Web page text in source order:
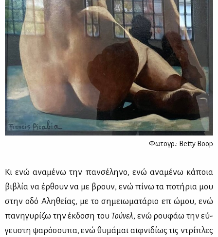
Φωτογρ.: Betty Boop
Κι ενώ ανα­μέ­νω την παν­σέ­λη­νο, ενώ ανα­μέ­νω κά­ποια
βι­βλία να έρ­θουν να με βρουν, ενώ πί­νω τα πο­τή­ρια μου
στην οδό Αλη­θεί­ας, με το ση­μειω­μα­τά­ριο επ᾽ ώμου, ενώ
πα­νη­γυ­ρί­ζω την έκ­δο­ση του Τού­νελ, ενώ ρου­φάω την εύ­
γευ­στη ψα­ρό­σου­πα, ενώ θυ­μά­μαι αιφ­νι­δί­ως τις ντρί­πλες